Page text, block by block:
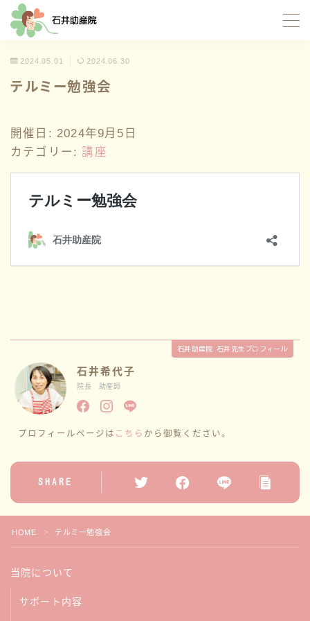
当院について
サポート内容
お産サポート
イトオテルミー療法
性教育
講座情報
サークル
2024.05.01 2024.06.30
テルミー勉強会
開催日: 2024年9月5日
カテゴリー:講座
石井助産院 石井先生プロフィール
石井希代子
院長 助産師
プロフィールページは こちら から御覧ください。
SHARE
HOME ＞ テルミー勉強会
当院について
サポート内容